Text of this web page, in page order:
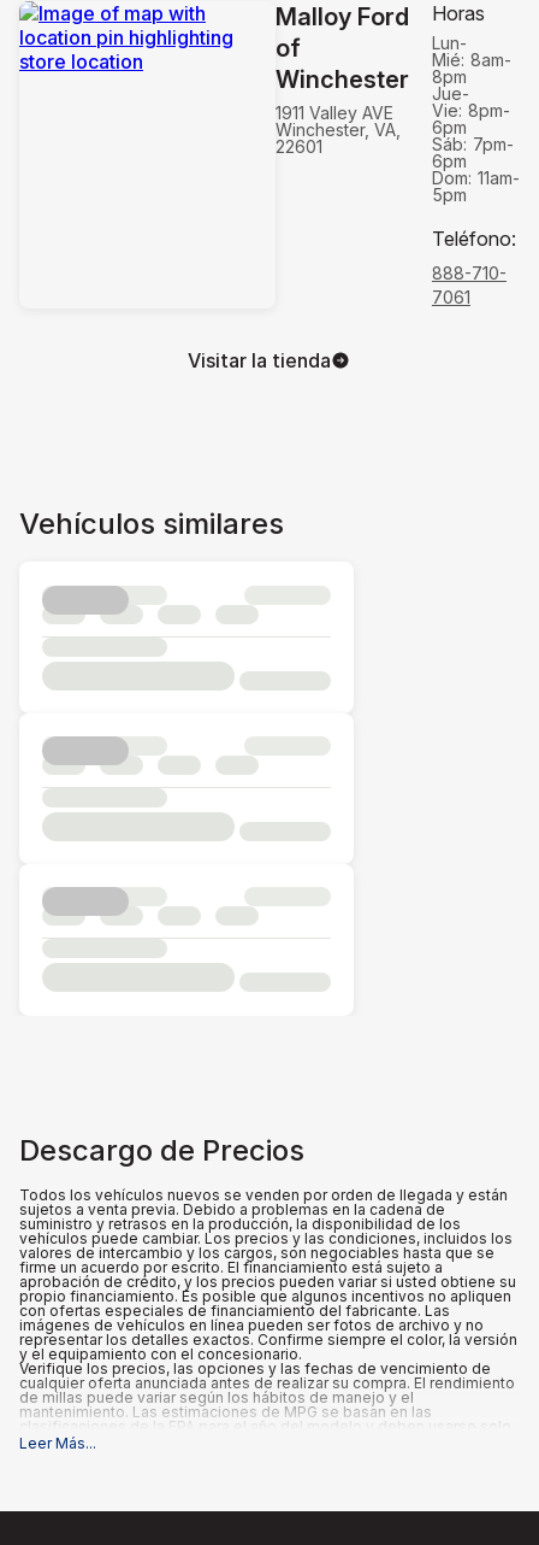
Malloy Ford
of
Winchester
1911 Valley AVE
Winchester, VA,
22601
Horas
Lun-
Mié: 8am-
8pm
Jue-
Vie: 8pm-
6pm
Sáb: 7pm-
6pm
Dom: 11am-
5pm
Teléfono:
888-710-
7061
Visitar la tienda
Vehículos similares
Descargo de Precios
Todos los vehículos nuevos se venden por orden de llegada y están
sujetos a venta previa. Debido a problemas en la cadena de
suministro y retrasos en la producción, la disponibilidad de los
vehículos puede cambiar. Los precios y las condiciones, incluidos los
valores de intercambio y los cargos, son negociables hasta que se
firme un acuerdo por escrito. El financiamiento está sujeto a
aprobación de crédito, y los precios pueden variar si usted obtiene su
propio financiamiento. Es posible que algunos incentivos no apliquen
con ofertas especiales de financiamiento del fabricante. Las
imágenes de vehículos en línea pueden ser fotos de archivo y no
representar los detalles exactos. Confirme siempre el color, la versión
y el equipamiento con el concesionario.
Verifique los precios, las opciones y las fechas de vencimiento de
cualquier oferta anunciada antes de realizar su compra. El rendimiento
de millas puede variar según los hábitos de manejo y el
mantenimiento. Las estimaciones de MPG se basan en las
clasificaciones de la EPA para el año del modelo y deben usarse solo
para fines de comparación.
Leer Más...